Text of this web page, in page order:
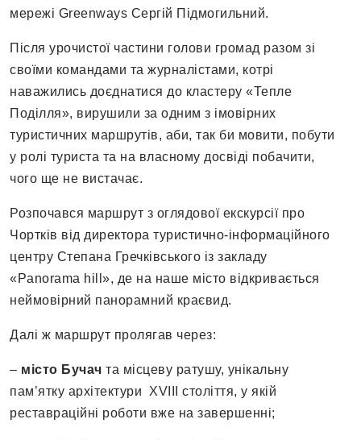
мережі Greenways Сергій Підмогильний.
Після урочистої частини голови громад разом зі
своїми командами та журналістами, котрі
наважились доєднатися до кластеру «Тепле
Поділля», вирушили за одним з імовірних
туристичних маршрутів, аби, так би мовити, побути
у ролі туриста та на власному досвіді побачити,
чого ще не вистачає.
Розпочався маршрут з оглядової екскурсії про
Чортків від директора туристично-інформаційного
центру Степана Гречківського із закладу
«Panorama hill», де на наше місто відкривається
неймовірний панорамний краєвид.
Далі ж маршрут пролягав через:
– місто Бучач та місцеву ратушу, унікальну
пам’ятку архітектури XVIII століття, у якій
реставраційні роботи вже на завершенні;